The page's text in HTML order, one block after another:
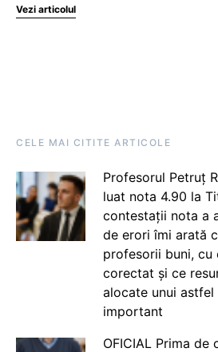
Vezi articolul
CELE MAI CITITE ARTICOLE
Profesorul Petruț
luat nota 4.90 la
contestații nota a
de erori îmi arată
profesorii buni, cu
corectat și ce
alocate unui astfel
important
OFICIAL Prima de